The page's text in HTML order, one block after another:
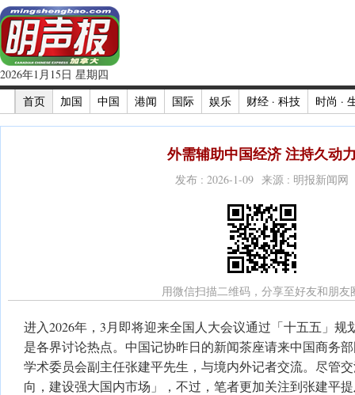
2026年1月15日 星期四
首页
加国 中国 港闻 国际 娱乐 财经 · 科技 时尚 ·
外需辅助中国经济 注持久动
发布 : 2026-1-09 来源 : 明报新闻网
用微信扫描二维码，分享至好友和朋友
进入2026年，3月即将迎来全国人大会议通过「十五五」规
是各界讨论热点。中国记协昨日的新闻茶座请来中国商务
学术委员会副主任张建平先生，与境内外记者交流。尽管
向，建设强大国内市场」，不过，笔者更加关注到张建平